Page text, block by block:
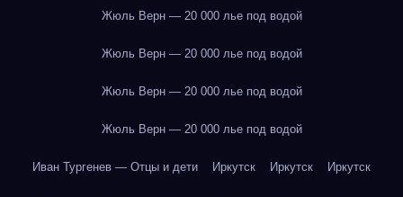
Жюль Верн — 20 000 лье под водой
Жюль Верн — 20 000 лье под водой
Жюль Верн — 20 000 лье под водой
Жюль Верн — 20 000 лье под водой
Иван Тургенев — Отцы и дети Иркутск Иркутск Иркутск